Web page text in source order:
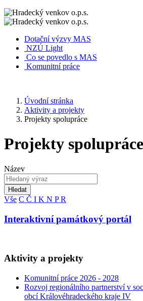
Dotační výzvy MAS
NZÚ Light
Co se povedlo s MAS
Komunitní práce
Úvodní stránka
Aktivity a projekty
Projekty spolupráce
Projekty spolupráce
Název
Hledat
Vše C Č I K N PR
Interaktivní památkový portál
Aktivity a projekty
Komunitní práce 2026 - 2028
Rozvoj regionálního partnerství v
obcí Královéhradeckého kraje IV